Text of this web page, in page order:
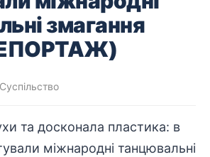
змагання
Суспільство